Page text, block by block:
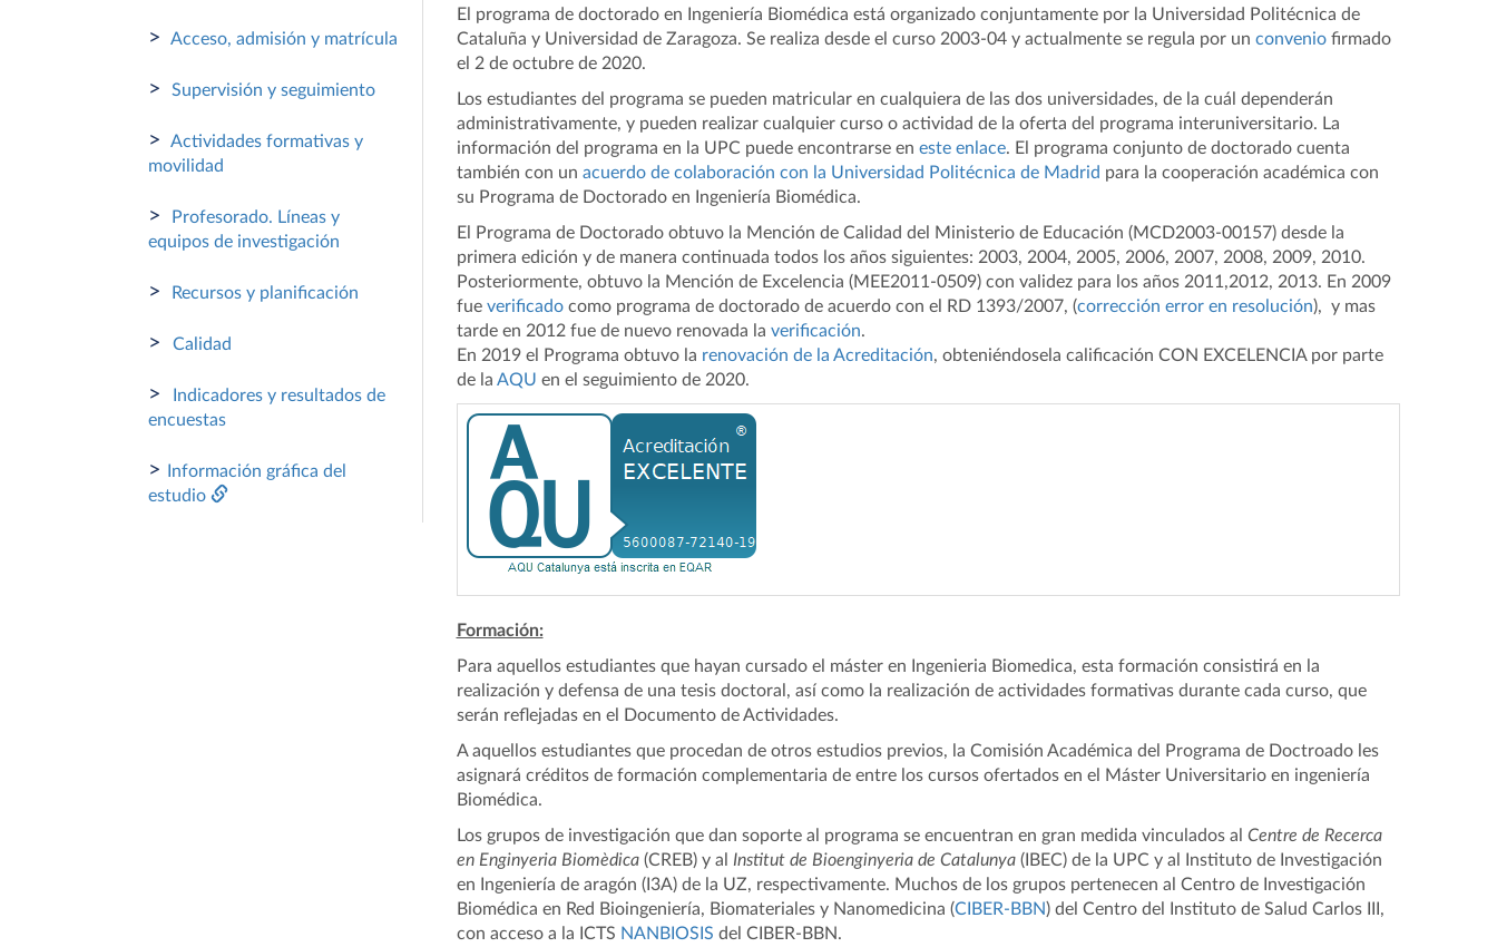
> Acceso, admisión y matrícula
> Supervisión y seguimiento
>
Actividades formativas y
movilidad
>
Profesorado. Líneas y
equipos de investigación
> Recursos y planificación
> Calidad
>
Indicadores y resultados de
encuestas
>
Información gráfica del
estudio
El programa de doctorado en Ingeniería Biomédica está organizado conjuntamente por la Universidad Politécnica de
Cataluña y Universidad de Zaragoza. Se realiza desde el curso 2003-04 y actualmente se regula por un conveniofirmado
el 2 de octubre de 2020.
Los estudiantes del programa se pueden matricular en cualquiera de las dos universidades, de la cuál dependerán
administrativamente, y pueden realizar cualquier curso o actividad de la oferta del programa interuniversitario. La
información del programa en la UPC puede encontrarse en este enlace. El programa conjunto de doctorado cuenta
también con un acuerdo de colaboración con la Universidad Politécnica de Madrid para la cooperación académica con
su Programa de Doctorado en Ingeniería Biomédica.
El Programa de Doctorado obtuvo la Mención de Calidad del Ministerio de Educación (MCD2003-00157) desde la
primera edición y de manera continuada todos los años siguientes: 2003, 2004, 2005, 2006, 2007, 2008, 2009, 2010.
Posteriormente, obtuvo la Mención de Excelencia (MEE2011-0509) con validez para los años 2011,2012, 2013. En 2009
fue verificado como programa de doctorado de acuerdo con el RD 1393/2007, (corrección error en resolución), y mas
tarde en 2012 fue de nuevo renovada la verificación.
En 2019 el Programa obtuvo la renovación de la Acreditación, obteniéndosela calificación CON EXCELENCIA por parte
de la AQU en el seguimiento de 2020.
Formación:
Para aquellos estudiantes que hayan cursado el máster en Ingenieria Biomedica, esta formación consistirá en la
realización y defensa de una tesis doctoral, así como la realización de actividades formativas durante cada curso, que
serán reflejadas en el Documento de Actividades.
A aquellos estudiantes que procedan de otros estudios previos, la Comisión Académica del Programa de Doctroado les
asignará créditos de formación complementaria de entre los cursos ofertados en el Máster Universitario en ingeniería
Biomédica.
Los grupos de investigación que dan soporte al programa se encuentran en gran medida vinculados al Centre de Recerca
en Enginyeria Biomèdica (CREB) y al Institut de Bioenginyeria de Catalunya (IBEC) de la UPC y al Instituto de Investigación
en Ingeniería de aragón (I3A) de la UZ, respectivamente. Muchos de los grupos pertenecen al Centro de Investigación
Biomédica en Red Bioingeniería, Biomateriales y Nanomedicina (CIBER-BBN) del Centro del Instituto de Salud Carlos III,
con acceso a la ICTS NANBIOSIS del CIBER-BBN.